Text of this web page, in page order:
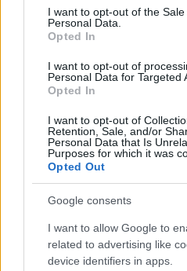
consent section.
I want to opt-out of the
Personal Data.
Opted In
I want to opt-out of
Personal Data for Targeted
Opted In
I want to opt-out of
Retention, Sale, and/or
Personal Data that Is
Purposes for which it was
Opted Out
Google consents
I want to allow Google to
related to advertising like
device identifiers in apps.
Marco Polo-XVIker
utca sarka A kerület
Boxok, csocsó, zenegép,
óriáskivetítő(barátok közt és
csöppet lejtős
éjszakai igy jó sokáig lehet…
Duhaj V.
•2007. november 06.
Rolling Rock- Kosztolányi
nagy kerhelyiséggel, lassú
kerthelyiségben száraz